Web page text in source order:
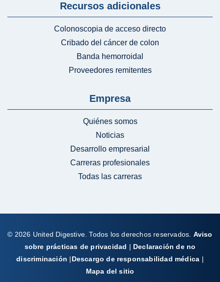
Recursos adicionales
Colonoscopia de acceso directo
Cribado del cáncer de colon
Banda hemorroidal
Proveedores remitentes
Empresa
Quiénes somos
Noticias
Desarrollo empresarial
Carreras profesionales
Todas las carreras
© 2026 United Digestive. Todos los derechos reservados. Aviso
sobre prácticas de privacidad | Declaración de no
discriminación |Descargo de responsabilidad médica |
Mapa del sitio